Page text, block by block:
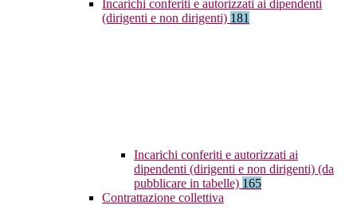
Incarichi conferiti e autorizzati ai dipendenti
(dirigenti e non dirigenti) 181
Incarichi conferiti e autorizzati ai
dipendenti (dirigenti e non dirigenti) (da
pubblicare in tabelle) 165
Contrattazione collettiva